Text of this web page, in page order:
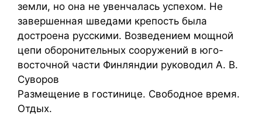
земли, но она не увенчалась успехом. Не
завершенная шведами крепость была
достроена русскими. Возведением мощной
цепи оборонительных сооружений в юго-
восточной части Финляндии руководил А. В.
Суворов
Размещение в гостинице. Свободное время.
Отдых.